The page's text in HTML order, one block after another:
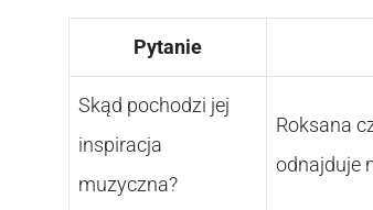
Pytanie
Skąd pochodzi jej
inspiracja
muzyczna?
Roksana
odnajduje